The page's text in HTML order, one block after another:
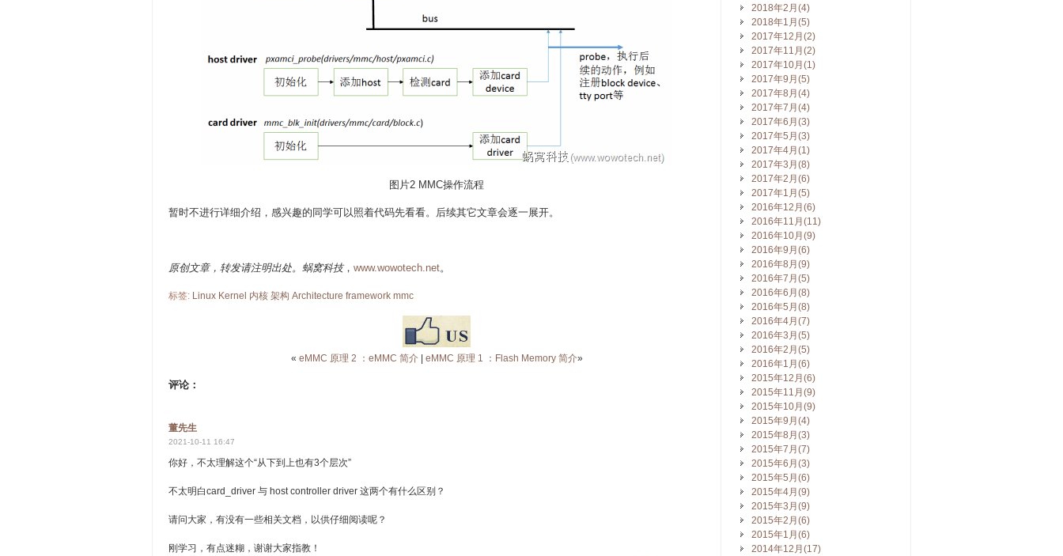
图片2 MMC操作流程
暂时不进行详细介绍，感兴趣的同学可以照着代码先看看。后续其它文章会逐一展开。
原创文章，转发请注明出处。蜗窝科技， www.wowotech.net。
标签: Linux Kernel 内核 架构 Architecture framework mmc
« eMMC 原理 2 ：eMMC 简介| eMMC 原理 1 ：Flash Memory 简介»
评论：
董先生
2021-10-11 16:47
你好，不太理解这个“从下到上也有3个层次”
不太明白card_driver 与 host controller driver 这两个有什么区别？
请问大家，有没有一些相关文档，以供仔细阅读呢？
刚学习，有点迷糊，谢谢大家指教！
2018年2月(4)
2018年1月(5)
2017年12月(2)
2017年11月(2)
2017年10月(1)
2017年9月(5)
2017年8月(4)
2017年7月(4)
2017年6月(3)
2017年5月(3)
2017年4月(1)
2017年3月(8)
2017年2月(6)
2017年1月(5)
2016年12月(6)
2016年11月(11)
2016年10月(9)
2016年9月(6)
2016年8月(9)
2016年7月(5)
2016年6月(8)
2016年5月(8)
2016年4月(7)
2016年3月(5)
2016年2月(5)
2016年1月(6)
2015年12月(6)
2015年11月(9)
2015年10月(9)
2015年9月(4)
2015年8月(3)
2015年7月(7)
2015年6月(3)
2015年5月(6)
2015年4月(9)
2015年3月(9)
2015年2月(6)
2015年1月(6)
2014年12月(17)